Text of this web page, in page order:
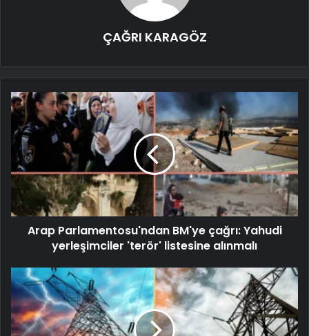
ÇAĞRI KARAGÖZ
Arap Parlamentosu'ndan BM'ye çağrı: Yahudi
yerleşimciler 'terör' listesine alınmalı